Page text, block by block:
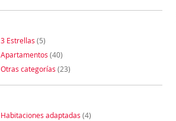
3 Estrellas (5)
Apartamentos (40)
Otras categorías (23)
Habitaciones adaptadas (4)